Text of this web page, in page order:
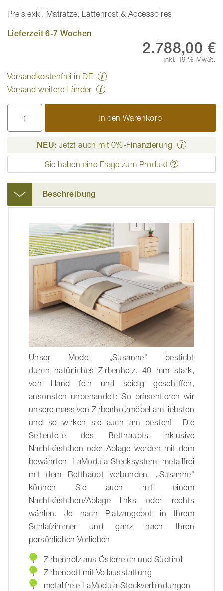
Preis exkl. Matratze, Lattenrost & Accessoires
Lieferzeit 6-7 Wochen
2.788,00 €
inkl. 19 % MwSt.
Versandkostenfrei in DE
Versand weitere Länder
In den Warenkorb
NEU: Jetzt auch mit 0%-Finanzierung
Sie haben eine Frage zum Produkt
Beschreibung
Unser Modell „Susanne“ besticht
durch natürliches Zirbenholz. 40 mm stark,
von Hand fein und seidig geschliffen,
ansonsten unbehandelt: So präsentieren wir
unsere massiven Zirbenholzmöbel am liebsten
und so wirken sie auch am besten! Die
Seitenteile des Betthaupts inklusive
Nachtkästchen oder Ablage werden mit dem
bewährten LaModula-Stecksystem metallfrei
mit dem Betthaupt verbunden. „Susanne“
können Sie auch mit einem
Nachtkästchen/Ablage links oder rechts
wählen. Je nach Platzangebot in Ihrem
Schlafzimmer und ganz nach Ihren
persönlichen Vorlieben.
Zirbenholz aus Österreich und Südtirol
Zirbenbett mit Vollausstattung
metallfreie LaModula-Steckverbindungen